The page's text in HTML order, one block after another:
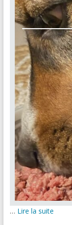
… Lire la suite